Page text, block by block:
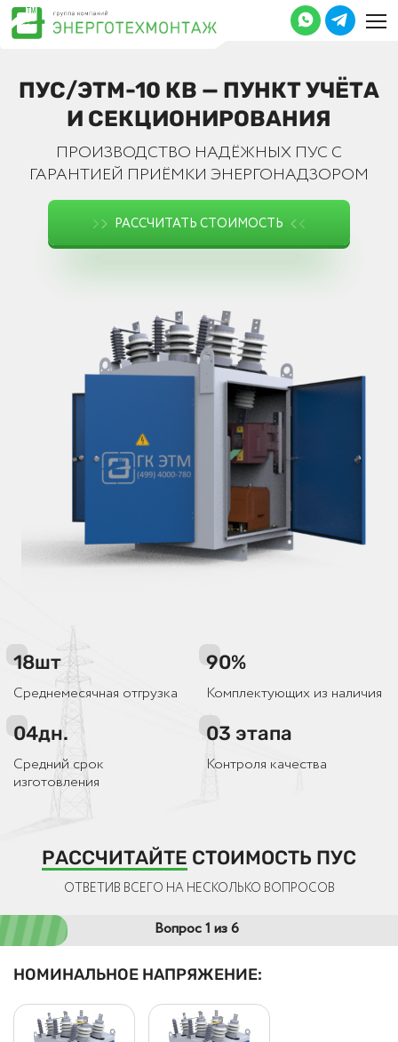
ПУС/ЭТМ-10 КВ — ПУНКТ УЧЁТА
И СЕКЦИОНИРОВАНИЯ
ПРОИЗВОДCТВО НАДЁЖНЫХ ПУС С
ГАРАНТИЕЙ ПРИЁМКИ ЭНЕРГОНАДЗОРОМ
РАССЧИТАТЬ СТОИМОСТЬ
18шт
Среднемесячная отгрузка
90%
Комплектующих из наличия
04дн.
Средний срок
изготовления
03 этапа
Контроля качества
РАССЧИТАЙТЕ СТОИМОСТЬ ПУС
ОТВЕТИВ ВСЕГО НА НЕСКОЛЬКО ВОПРОСОВ
Вопрос 1 из 6
НОМИНАЛЬНОЕ НАПРЯЖЕНИЕ: